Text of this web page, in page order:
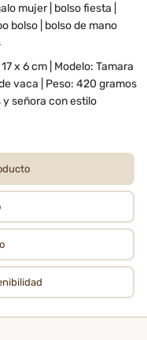
mujer | bolso fiesta |
bolso | bolso de mano
x 6 cm | Modelo: Tamara
vaca | Peso: 420 gramos
y señora con estilo